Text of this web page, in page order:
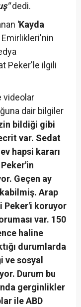
dedi.
'Kayda
Emirlikleri'nin
Peker'le ilgili
videolar
dair bilgiler
bildiği gibi
var. Sedat
hapsi kararı
Geçen ay
Arap
Peker'i koruyor
var. 150
haline
durumlarda
sosyal
Durum bu
gerginlikler
ile ABD